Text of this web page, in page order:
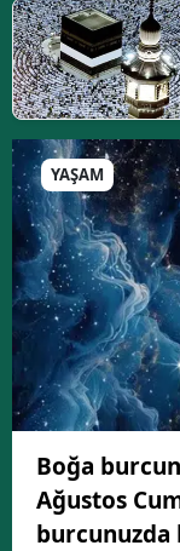
YAŞAM
Boğa
Ağustos